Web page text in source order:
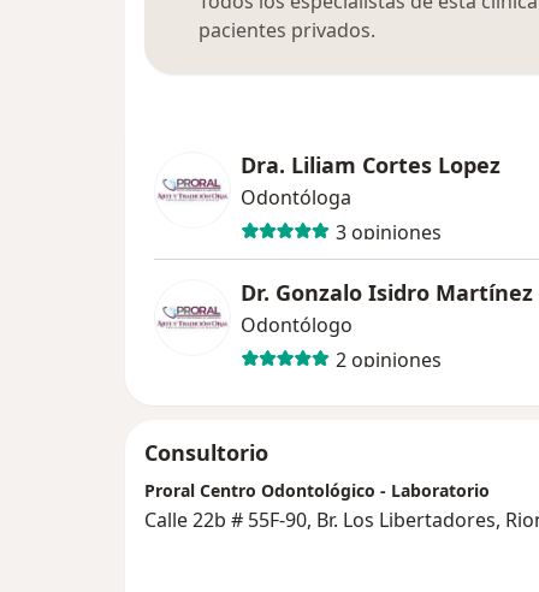
pacientes privados.
Dra. Liliam Cortes Lopez
Odontóloga
3 opiniones
Dr. Gonzalo Isidro
Odontólogo
2 opiniones
Consultorio
Proral Centro Odontológico - Laboratorio
Calle 22b # 55F-90, Br. Los Libertadores,